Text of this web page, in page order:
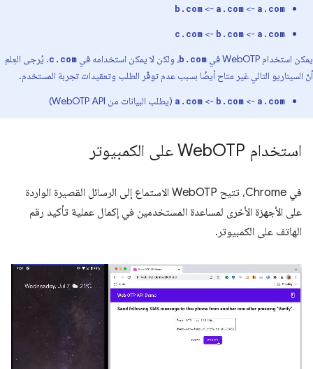
a.com
->
a.com
->
b.com
a.com
->
b.com
->
c.com
يمكن استخدام WebOTP في b.com، ولكن لا يمكن استخدامه في c.com. يُرجى العِلم
أنّ السيناريو التالي غير متاح أيضًا بسبب عدم توفّر الطلب وتعقيدات تجربة المستخدم.
a.com
->
b.com
->
a.com (يطلب البيانات من WebOTP API)
استخدام Web OTP على الكمبيوتر
في Chrome، تتيح WebOTP الاستماع إلى الرسائل القصيرة الواردة
على الأجهزة الأخرى لمساعدة المستخدمين في إكمال عملية تأكيد رقم
الهاتف على الكمبيوتر.